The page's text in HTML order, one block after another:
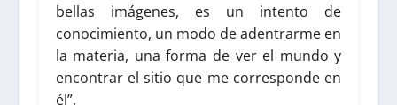
bellas imágenes, es un intento de
conocimiento, un modo de adentrarme en
la materia, una forma de ver el mundo y
encontrar el sitio que me corresponde en
él”.